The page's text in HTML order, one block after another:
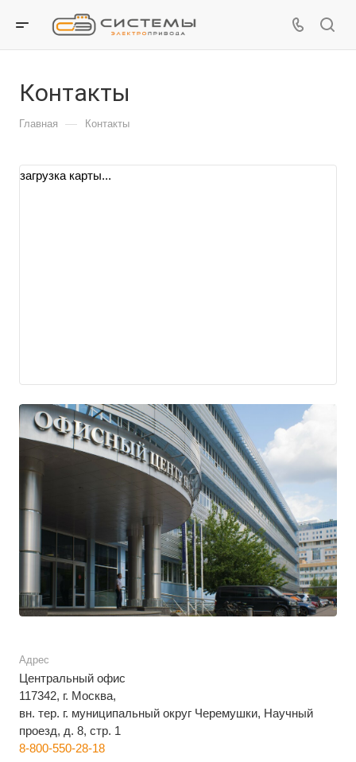
Контакты
Главная — Контакты
Адрес
Центральный офис
117342, г. Москва,
вн. тер. г. муниципальный округ Черемушки, Научный
проезд, д. 8, стр. 1
8-800-550-28-18
загрузка карты...